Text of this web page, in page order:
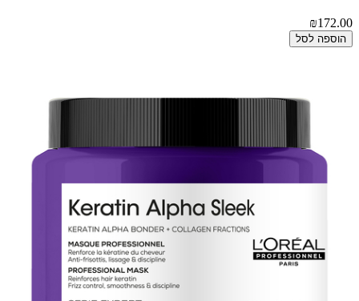
₪172.00
הוספה לסל